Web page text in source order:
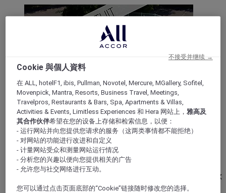
GAILLARD, 法国
Annemasse Porte de Genève 美居酒店
安马斯日内瓦门美居酒店采用斯堪的纳维亚装修风格，
拥有 79 间客房，静候您悠享惬意时光。我们位于加亚尔
的酒店拥有 4 间会议室和大型停车场，非常适合举办研
Cookie 與個人資料
在 ALL, hotelF1, ibis, Pullman, Novotel, Mercure, MGallery, Sofitel,
Movenpick, Mantra, Resorts, Business Travel, Meetings,
Travelpros, Restaurants & Bars, Spa, Apartments & Villas,
Activities & Events, Limitless Experiences 和 Hera 网站上，雅高及
其合作伙伴希望在您的设备上存储和检索信息，以便：
- 运行网站并向您提供您请求的服务（这两类事情都不能拒绝）
- 对网站的功能进行改进和自定义
- 计量网站受众和测量网站运行情况
- 分析您的兴趣以便向您提供相关的广告
- 允许您与社交网络进行互动。
您可以通过点击页面底部的“Cookie”链接随时修改您的选择。
不接受并继续 →